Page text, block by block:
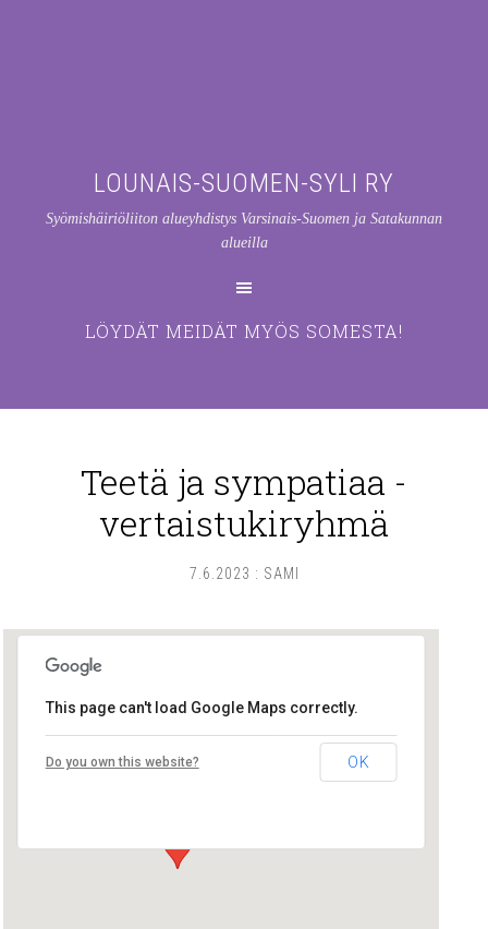
LOUNAIS-SUOMEN-SYLI RY
Syömishäiriöliiton alueyhdistys Varsinais-Suomen ja Satakunnan
alueilla
LÖYDÄT MEIDÄT MYÖS SOMESTA!
Teetä ja sympatiaa -
vertaistukiryhmä
7.6.2023 : SAMI
Pikku-Tiinan kirppis
Herttuan tori - Pori
This page can't load Google Maps correctly.
Do you own this website? OK